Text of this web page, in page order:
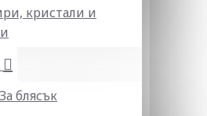
кристали и
За блясък